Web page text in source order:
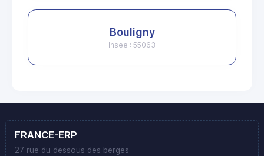
Bouligny
Insee : 55063
FRANCE-ERP
27 rue du dessous des berges